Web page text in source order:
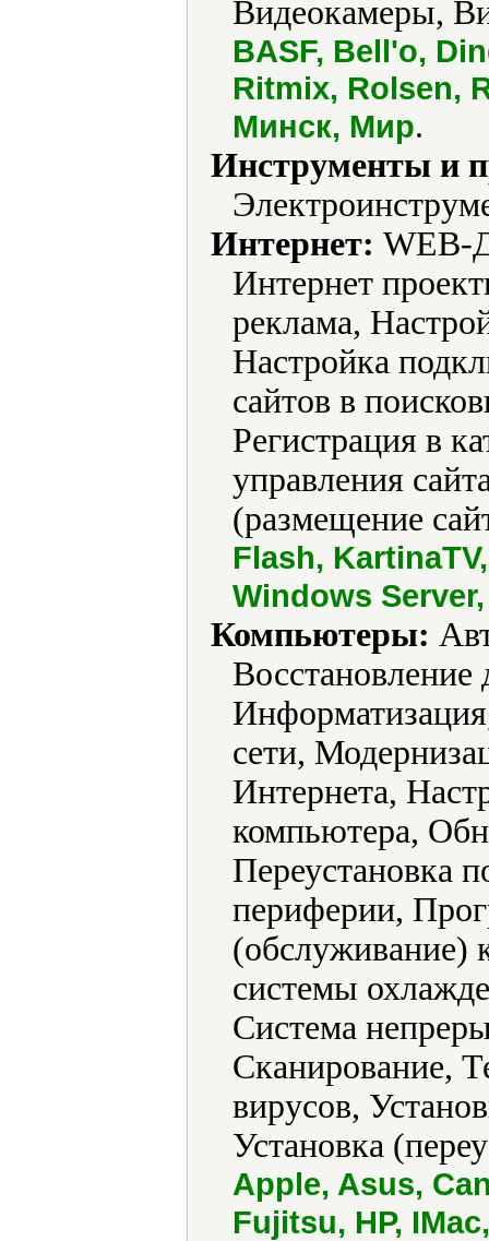
Видеокамеры,
BASF, Bell'o,
Ritmix, Rolsen,
Минск, Мир.
Инструменты и
Интернет: WEB-
Интернет
реклама,
Настройка
сайтов в
Регистрация в
управления
(размещение
Flash,
Windows
Компьютеры:
сети,
Интернета,
компьютера,
Переустановка
периферии,
(обслуживание)
системы
Система
Сканирование,
вирусов,
Установка
Apple, Asus,
Fujitsu, HP,